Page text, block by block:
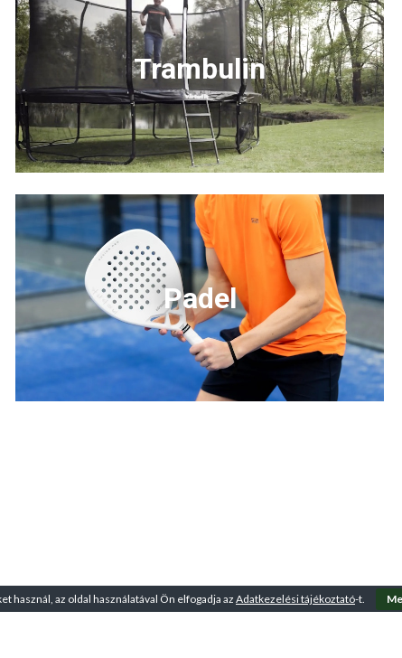
Trambulin
Padel
használ, az oldal használatával Ön elfogadja azAdatkezelési tájékoztató-t.